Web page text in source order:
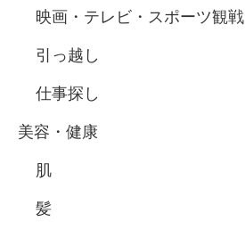
映画・テレビ・スポーツ観戦
引っ越し
仕事探し
美容・健康
肌
髪